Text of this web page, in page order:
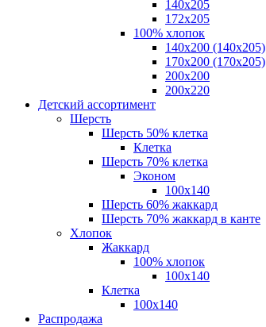
140x205
172х205
100% хлопок
140x200 (140х205)
170x200 (170х205)
200х200
200х220
Детский ассортимент
Шерсть
Шерсть 50% клетка
Клетка
Шерсть 70% клетка
Эконом
100x140
Шерсть 60% жаккард
Шерсть 70% жаккард в канте
Хлопок
Жаккард
100% хлопок
100x140
Клетка
100х140
Распродажа